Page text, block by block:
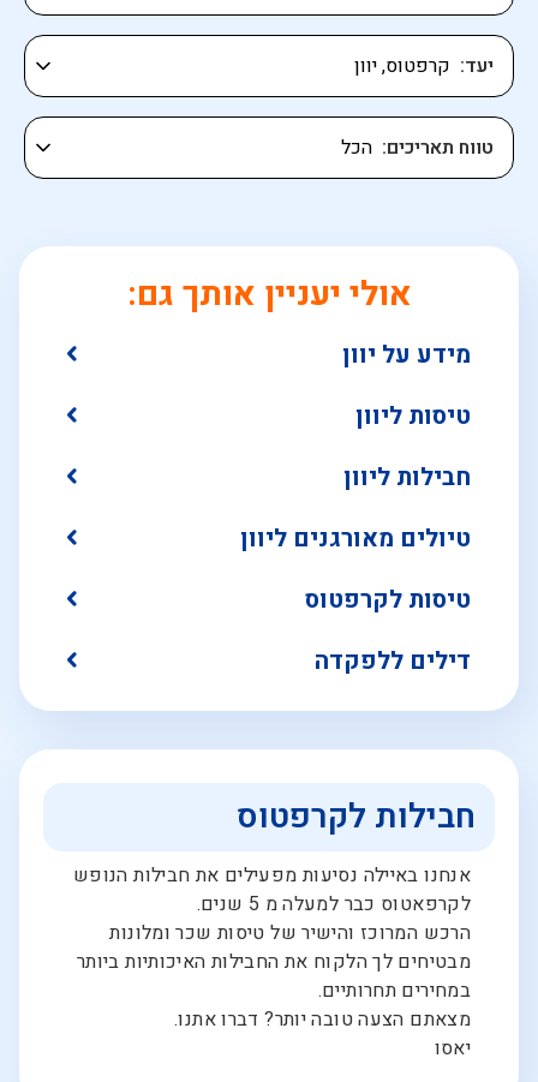
יעד
טווח תאריכים
אולי יעניין אותך גם:
מידע על יוון
טיסות ליוון
חבילות ליוון
טיולים מאורגנים ליוון
טיסות לקרפטוס
דילים ללפקדה
חבילות לקרפטוס
אנחנו באיילה נסיעות מפעילים את חבילות הנופש
לקרפאטוס כבר למעלה מ 5 שנים.
הרכש המרוכז והישיר של טיסות שכר ומלונות
מבטיחים לך הלקוח את החבילות האיכותיות ביותר
במחירים תחרותיים.
מצאתם הצעה טובה יותר? דברו אתנו.
יאסו